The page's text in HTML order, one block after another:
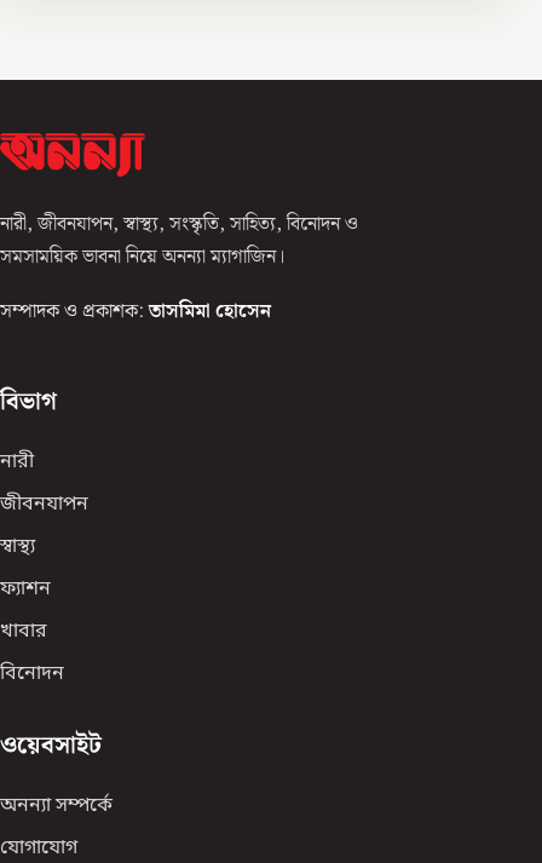
নারী, জীবনযাপন, স্বাস্থ্য, সংস্কৃতি, সাহিত্য, বিনোদন ও
সমসাময়িক ভাবনা নিয়ে অনন্যা ম্যাগাজিন।
সম্পাদক ও প্রকাশক: তাসমিমা হোসেন
বিভাগ
নারী
জীবনযাপন
স্বাস্থ্য
ফ্যাশন
খাবার
বিনোদন
ওয়েবসাইট
অনন্যা সম্পর্কে
যোগাযোগ